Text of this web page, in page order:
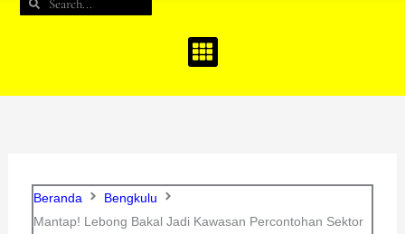
Beranda
Bengkulu
Mantap! Lebong Bakal Jadi Kawasan Percontohan Sektor